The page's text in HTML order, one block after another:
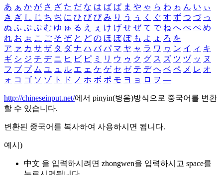
あ ぁ か が さ ざ た だ な は ば ぱ ま や ゃ ら わ ゎ ん い ぃ
き ぎ し じ ち ぢ に ひ び ぴ み り う ぅ く ぐ す ず つ づ っ
ぬ ふ ぶ ぷ む ゆ ゅ る え ぇ け げ せ ぜ て で ね へ べ ぺ め
れ お ぉ こ ご そ ぞ と ど の ほ ぼ ぽ も よ ょ ろ を
ア ァ カ サ ザ タ ダ ナ ハ バ パ マ ヤ ャ ラ ワ ヮ ン イ ィ キ
ギ シ ジ チ ヂ ニ ヒ ビ ピ ミ リ ウ ゥ ク グ ス ズ ツ ヅ ッ ヌ
フ ブ プ ム ユ ュ ル エ ェ ケ ゲ セ ゼ テ デ ヘ ベ ペ メ レ オ
ォ コ ゴ ソ ゾ ト ド ノ ホ ボ ポ モ ヨ ョ ロ ヲ ―
http://chineseinput.net/에서 pinyin(병음)방식으로 중국어를 변환
할 수 있습니다.
변환된 중국어를 복사하여 사용하시면 됩니다.
예시)
中文 을 입력하시려면 zhongwen을 입력하시고 space를